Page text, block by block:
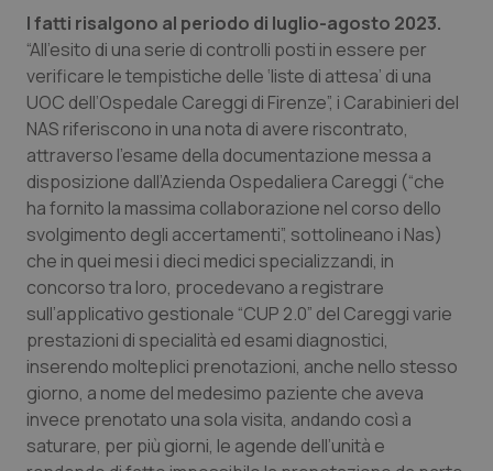
Lazio
Liguria
Lombardia
Marche
Molise
Piemonte
Provincia Autonoma di Bolzano
Provincia Autonoma di Trento
Diabete & glucometri
Disturbi dell’umore
Dolore
Donna & Salute
Epatiti
HIV
Infezioni & Febbre
Ipertensione & Scompenso
I fatti risalgono al periodo di luglio-agosto 2023.
“All’esito di una serie di controlli posti in essere per
verificare le tempistiche delle ‘liste di attesa’ di una
UOC dell’Ospedale Careggi di Firenze”, i Carabinieri del
NAS riferiscono in una nota di avere riscontrato,
attraverso l’esame della documentazione messa a
disposizione dall’Azienda Ospedaliera Careggi (“che
ha fornito la massima collaborazione nel corso dello
svolgimento degli accertamenti”, sottolineano i Nas)
che in quei mesi i dieci medici specializzandi, in
concorso tra loro, procedevano a registrare
sull’applicativo gestionale “CUP 2.0” del Careggi varie
prestazioni di specialità ed esami diagnostici,
inserendo molteplici prenotazioni, anche nello stesso
giorno, a nome del medesimo paziente che aveva
invece prenotato una sola visita, andando così a
saturare, per più giorni, le agende dell’unità e